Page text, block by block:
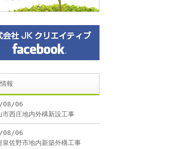
報
08/06
市西庄地内外構新設工事
08/06
泉佐野市地内新築外構工事